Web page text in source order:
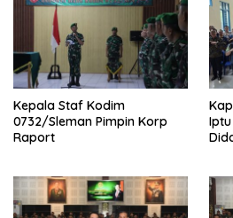
Kepala Staf Kodim
0732/Sleman Pimpin Korp
Raport